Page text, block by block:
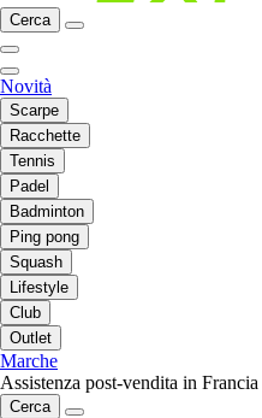
Cerca
Novità
Scarpe
Racchette
Tennis
Padel
Badminton
Ping pong
Squash
Lifestyle
Club
Outlet
Marche
Assistenza post-vendita in Francia
Cerca